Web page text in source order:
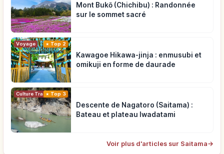
Mont Bukō (Chichibu) : Randonnée
sur le sommet sacré
Voyage Top 2
Kawagoe Hikawa-jinja : enmusubi et
omikuji en forme de daurade
Culture Traditionnelle
Top 3
Descente de Nagatoro (Saitama) :
Bateau et plateau Iwadatami
Voir plus d'articles sur Saitama→